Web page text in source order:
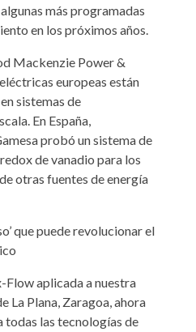
más programadas
en los próximos años.
Mackenzie Power &
europeas están
sistemas de
En España,
probó un sistema de
de vanadio para los
otras fuentes de energía
que puede revolucionar el
Flow aplicada a nuestra
La Plana, Zaragoa, ahora
todas las tecnologías de